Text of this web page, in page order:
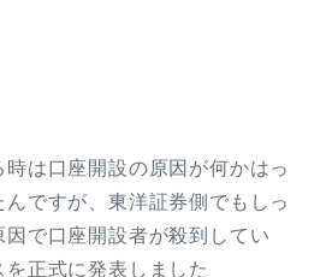
は口座開設の原因が何かはっ
ですが、東洋証券側でもしっ
で口座開設者が殺到してい
正式に発表しました